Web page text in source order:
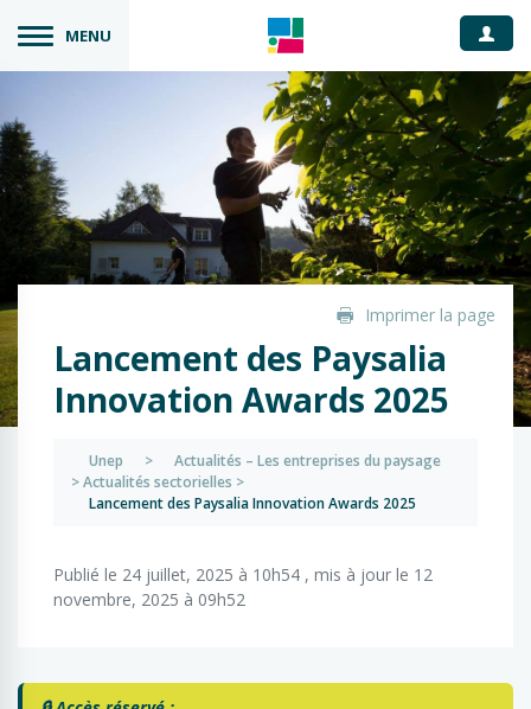
MENU
Imprimer la page
Lancement des Paysalia
Innovation Awards 2025
Unep >
Actualités – Les entreprises du paysage
>Actualités sectorielles >
Lancement des Paysalia Innovation Awards 2025
Publié le 24 juillet, 2025 à 10h54 , mis à jour le 12
novembre, 2025 à 09h52